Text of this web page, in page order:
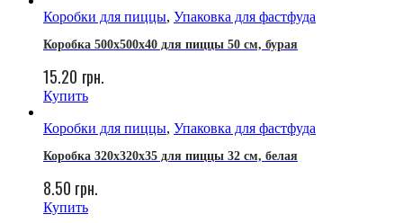
Коробки для пиццы, Упаковка для фастфуда
Коробка 500х500х40 для пиццы 50 см, бурая
15.20 грн.
Купить
Коробки для пиццы, Упаковка для фастфуда
Коробка 320х320х35 для пиццы 32 см, белая
8.50 грн.
Купить